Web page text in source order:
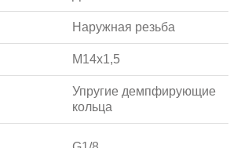
Наружная резьба
M14x1,5
Упругие демпфирующие
кольца